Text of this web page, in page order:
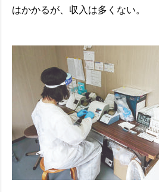
はかかるが、収入は多くない。